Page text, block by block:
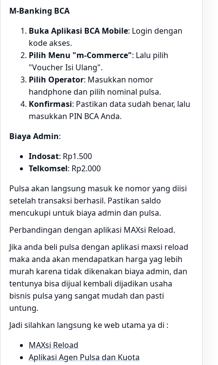
M-Banking BCA
Buka Aplikasi BCA Mobile: Login dengan
kode akses.
Pilih Menu "m-Commerce": Lalu pilih
"Voucher Isi Ulang".
Pilih Operator: Masukkan nomor
handphone dan pilih nominal pulsa.
Konfirmasi: Pastikan data sudah benar, lalu
masukkan PIN BCA Anda.
Biaya Admin:
Indosat: Rp1.500
Telkomsel: Rp2.000
Pulsa akan langsung masuk ke nomor yang diisi
setelah transaksi berhasil. Pastikan saldo
mencukupi untuk biaya admin dan pulsa.
Perbandingan dengan aplikasi MAXsi Reload.
Jika anda beli pulsa dengan aplikasi maxsi reload
maka anda akan mendapatkan harga yag lebih
murah karena tidak dikenakan biaya admin, dan
tentunya bisa dijual kembali dijadikan usaha
bisnis pulsa yang sangat mudah dan pasti
untung.
Jadi silahkan langsung ke web utama ya di :
MAXsi Reload
Aplikasi Agen Pulsa dan Kuota